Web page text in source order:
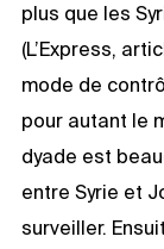
plus que les
(L’Express,
mode de
pour autant le
dyade est
entre Syrie et
surveiller.